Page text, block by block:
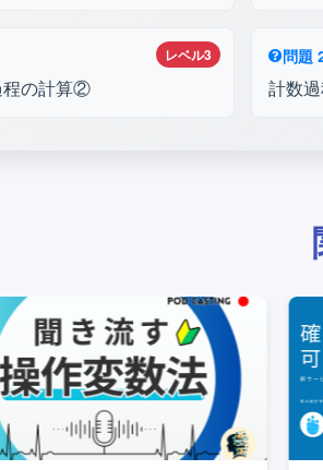
レベル3
程の計算②
問題
計数